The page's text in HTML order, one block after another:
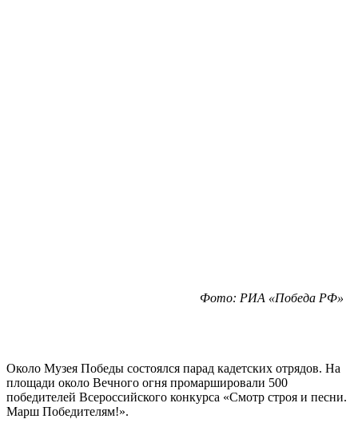
Фото: РИА «Победа РФ»
Около Музея Победы состоялся парад кадетских отрядов. На
площади около Вечного огня промаршировали 500
победителей Всероссийского конкурса «Смотр строя и песни.
Марш Победителям!».